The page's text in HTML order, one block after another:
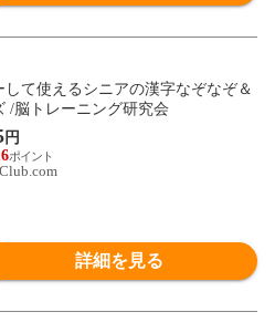
して使えるシニアの漢字なぞなぞ＆
/脳トレーニング研究会
円
詳細を見る